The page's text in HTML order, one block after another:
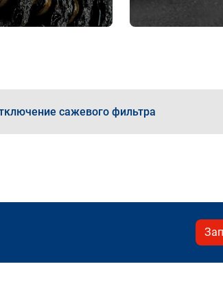
сажевого фильтра